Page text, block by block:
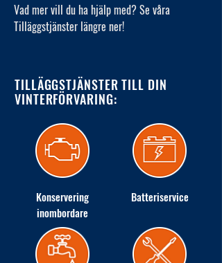
Vad mer vill du ha hjälp med? Se våra
Tilläggstjänster längre ner!
TILLÄGGSTJÄNSTER TILL DIN
VINTERFÖRVARING:
Konservering
inombordare
Batteriservice